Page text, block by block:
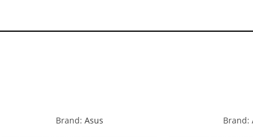
Brand:
Brand: Asus